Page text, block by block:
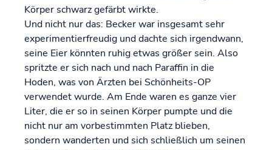
Körper schwarz gefärbt wirkte.
Und nicht nur das: Becker war insgesamt sehr
experimentierfreudig und dachte sich irgendwann,
seine Eier könnten ruhig etwas größer sein. Also
spritzte er sich nach und nach Paraffin in die
Hoden, was von Ärzten bei Schönheits-OP
verwendet wurde. Am Ende waren es ganze vier
Liter, die er so in seinen Körper pumpte und die
nicht nur am vorbestimmten Platz blieben,
sondern wanderten und sich schließlich um seinen